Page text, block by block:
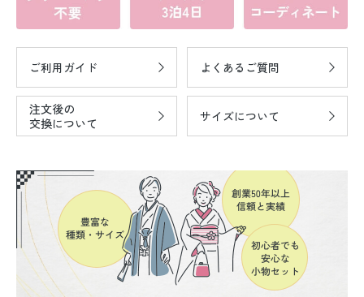
ご利用ガイド よくあるご質問
注文後の
交換について
サイズについて